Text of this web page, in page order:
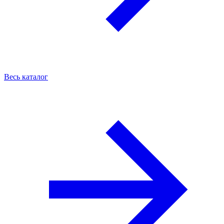
Весь каталог